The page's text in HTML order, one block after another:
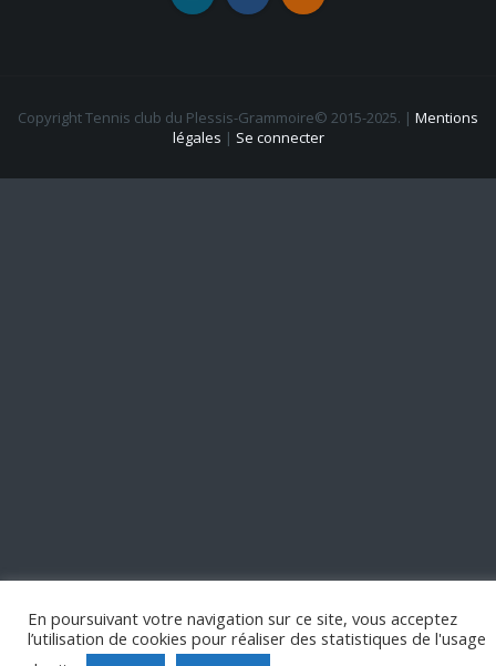
Copyright Tennis club du Plessis-Grammoire© 2015-2025. | Mentions
légales | Se connecter
En poursuivant votre navigation sur ce site, vous acceptez
l’utilisation de cookies pour réaliser des statistiques de l'usage